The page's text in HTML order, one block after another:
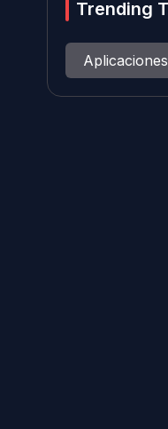
Trending
Aplicaciones